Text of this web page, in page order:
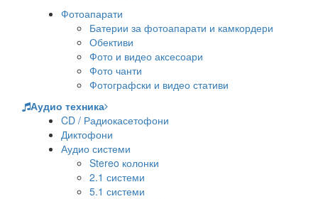
Фотоапарати
Батерии за фотоапарати и камкордери
Обективи
Фото и видео аксесоари
Фото чанти
Фотографски и видео стативи
Аудио техника
CD / Радиокасетофони
Диктофони
Аудио системи
Stereo колонки
2.1 системи
5.1 системи